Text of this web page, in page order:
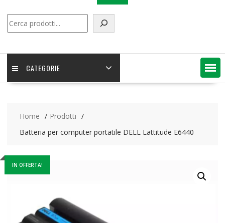
CATEGORIE
Home
Prodotti
Batteria per computer portatile DELL Lattitude E6440
IN OFFERTA!